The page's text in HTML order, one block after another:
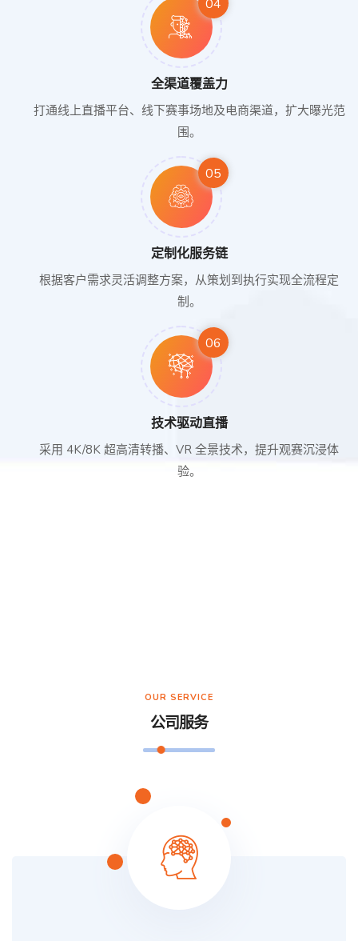
04
全渠道覆盖力
打通线上直播平台、线下赛事场地及电商渠道，扩大曝光范
围。
05
定制化服务链
根据客户需求灵活调整方案，从策划到执行实现全流程定
制。
06
技术驱动直播
采用 4K/8K 超高清转播、VR 全景技术，提升观赛沉浸体
验。
OUR SERVICE
公司服务